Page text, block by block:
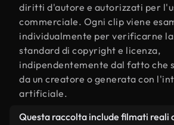
diritti d'autore e autorizzati per
commerciale. Ogni clip viene
individualmente per verificarne
standard di copyright e licenza,
indipendentemente dal fatto che
da un creatore o generata con
artificiale.
Questa raccolta include filmati reali